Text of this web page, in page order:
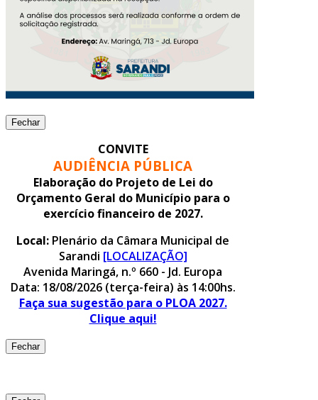
Fechar
CONVITE
AUDIÊNCIA PÚBLICA
Elaboração do Projeto de Lei do
Orçamento Geral do Município para o
exercício financeiro de 2027.
Local: Plenário da Câmara Municipal de
Sarandi [LOCALIZAÇÃO]
Avenida Maringá, n.º 660 - Jd. Europa
Data: 18/08/2026 (terça-feira) às 14:00hs.
Faça sua sugestão para o PLOA 2027.
Clique aqui!
Fechar